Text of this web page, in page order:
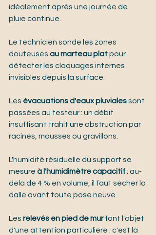
idéalement après une journée de
pluie continue.
Le technicien sonde les zones
douteuses au marteau plat pour
détecter les cloquages internes
invisibles depuis la surface.
Les évacuations d'eaux pluviales sont
passées au testeur : un débit
insuffisant trahit une obstruction par
racines, mousses ou gravillons.
L'humidité résiduelle du support se
mesure à l'humidimètre capacitif : au-
delà de 4 % en volume, il faut sécher la
dalle avant toute pose neuve.
Les relevés en pied de mur font l'objet
d'une attention particulière : c'est là